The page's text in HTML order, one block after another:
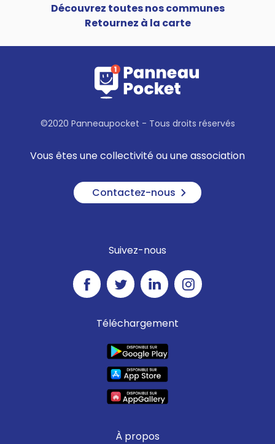
Découvrez toutes nos communes
Retournez à la carte
©2020 Panneaupocket - Tous droits réservés
Vous êtes une collectivité ou une association
Contactez-nous
Suivez-nous
Téléchargement
À propos